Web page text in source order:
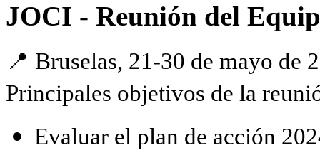
JOCI - Reunión del
📍 Bruselas, 21-30 de mayo de
Principales objetivos de la
Evaluar el plan de acción